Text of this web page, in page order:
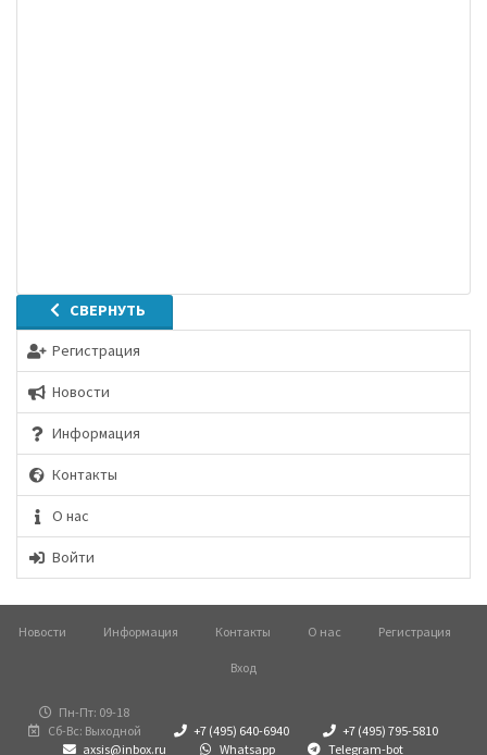
СВЕРНУТЬ
Регистрация
Новости
Информация
Контакты
О нас
Войти
Новости Информация Контакты О нас Регистрация
Вход
Пн-Пт: 09-18
Сб-Вс: Выходной
+7 (495) 640-6940
+7 (495) 795-5810
axsis@inbox.ru
Whatsapp Telegram-bot